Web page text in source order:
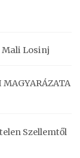
Mali Losinj
MAGYARÁZATA
Szellemtől